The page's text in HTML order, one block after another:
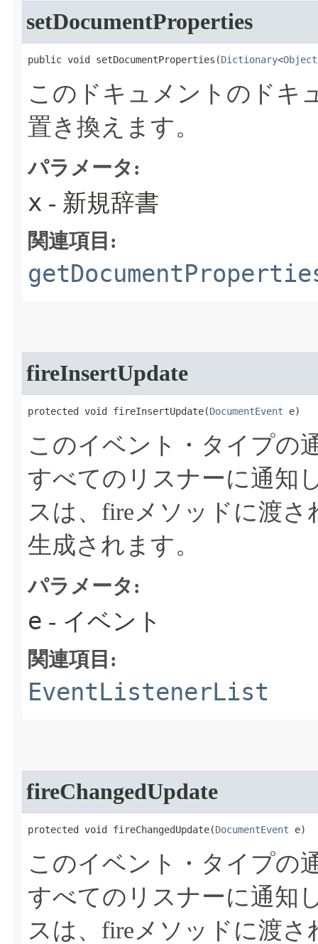
setDocumentProperties
public void setDocumentProperties​(Dictionary<Object
このドキュメントのドキ
置き換えます。
パラメータ:
x - 新規辞書
関連項目:
fireInsertUpdate
protected void fireInsertUpdate​(DocumentEvent e)
このイベント・タイプの
すべてのリスナーに通知
スは、fireメソッドに渡
生成されます。
パラメータ:
e - イベント
関連項目:
EventListenerList
fireChangedUpdate
protected void fireChangedUpdate​(DocumentEvent e)
このイベント・タイプの
すべてのリスナーに通知
スは、fireメソッドに渡